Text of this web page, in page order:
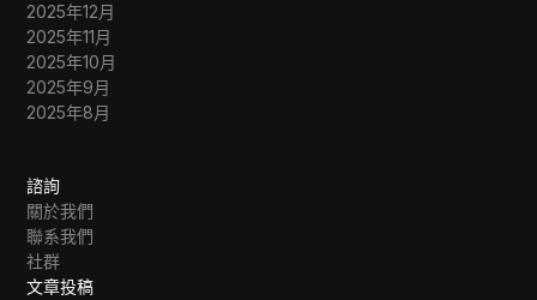
2025年12月
2025年11月
2025年10月
2025年9月
2025年8月
諮詢
關於我們
聯系我們
社群
文章投稿